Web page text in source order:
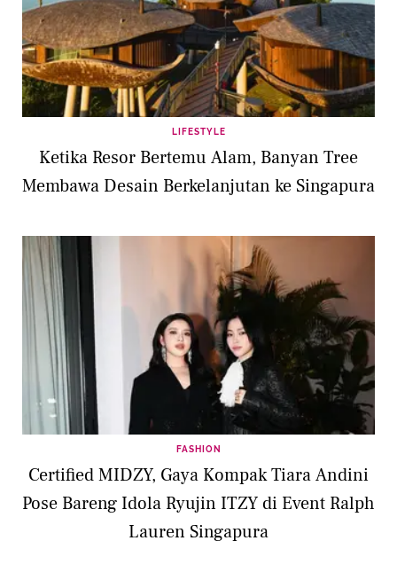
LIFESTYLE
Ketika Resor Bertemu Alam, Banyan Tree
Membawa Desain Berkelanjutan ke Singapura
FASHION
Certified MIDZY, Gaya Kompak Tiara Andini
Pose Bareng Idola Ryujin ITZY di Event Ralph
Lauren Singapura